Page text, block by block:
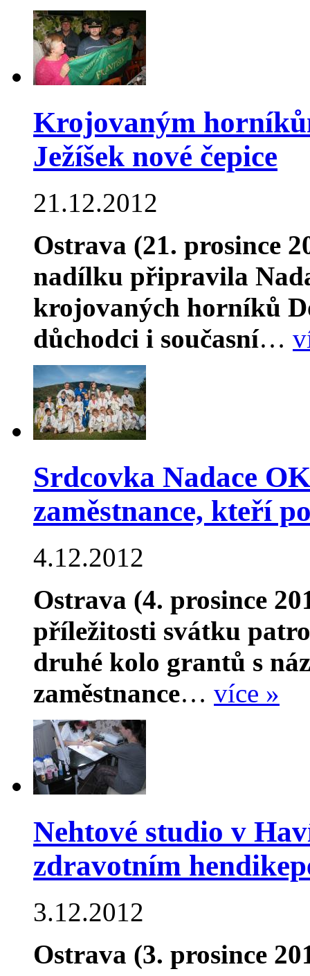
Krojovaným
Ježíšek nové čepice
21.12.2012
Ostrava (21. prosince
nadílku připravila
krojovaných horníků
důchodci i současní…
Srdcovka Nadace
zaměstnance, kteří
4.12.2012
Ostrava (4. prosince
příležitosti svátku
druhé kolo grantů s
zaměstnance… více »
Nehtové studio v
zdravotním
3.12.2012
Ostrava (3. prosince